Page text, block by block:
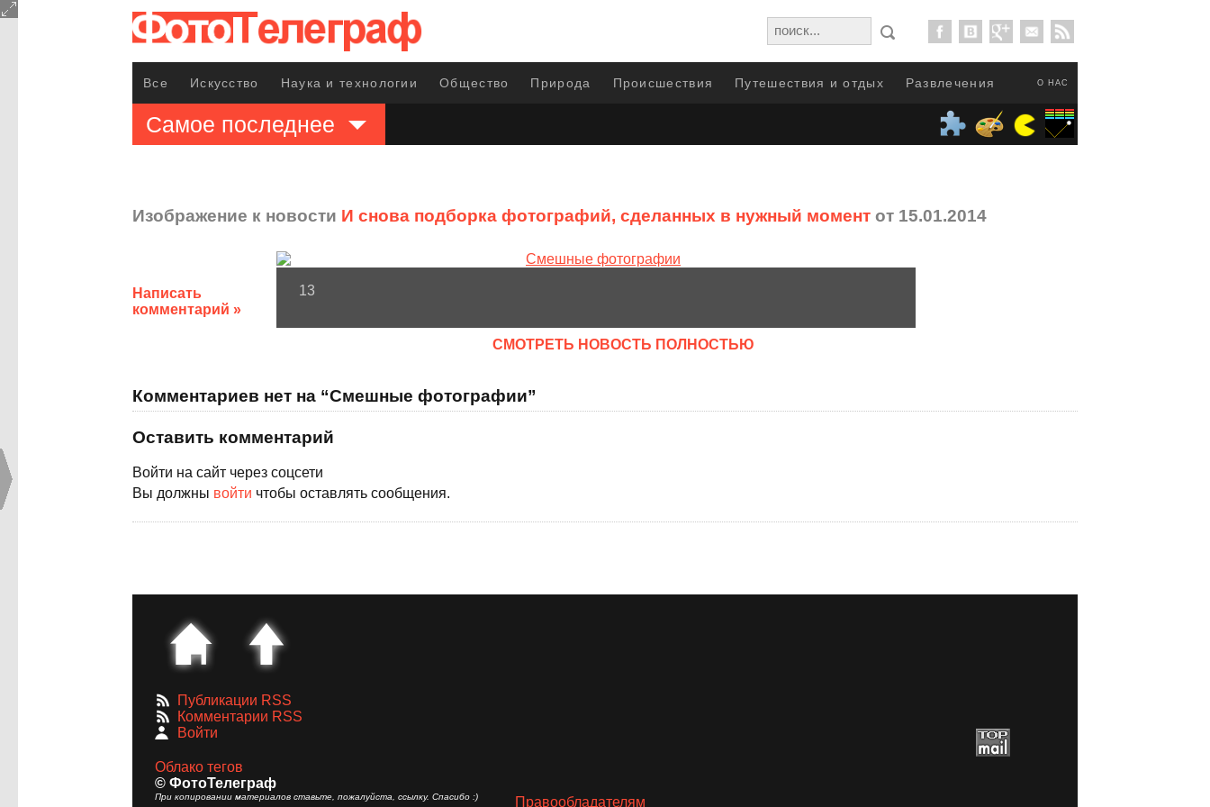
О НАС
Все Искусство Наука и технологии Общество Природа Происшествия Путешествия и отдых Развлечения
Самое последнее
Изображение к новости И снова подборка фотографий, сделанных в нужный момент от 15.01.2014
Написать
комментарий »
13
CМОТРЕТЬ НОВОСТЬ ПОЛНОСТЬЮ
Комментариев нет на “Смешные фотографии”
Оставить комментарий
Войти на сайт через соцсети
Вы должны войти чтобы оставлять сообщения.
Публикации RSS
Комментарии RSS
Войти
Облако тегов
© ФотоТелеграф
При копировании материалов ставьте, пожалуйста, ссылку. Спасибо :) Правообладателям